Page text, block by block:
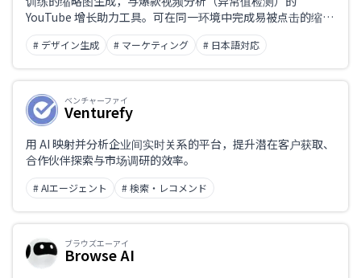
YouTube 增长助力工具。可在同一环境中完成易被点击的缩略
图、标题、选题生成，以及用于提升 CTR 的数据分析。同时
支持中文/日文界面。
# デザイン生成 # マーケティング # 日本語対応
ベンチャーファイ
Venturefy
用 AI 映射并分析企业间实时关系的平台，提升潜在客户获取、
合作伙伴探索与市场调研的效率。
# AIエージェント # 検索・レコメンド
ブラウズエーアイ
Browse AI